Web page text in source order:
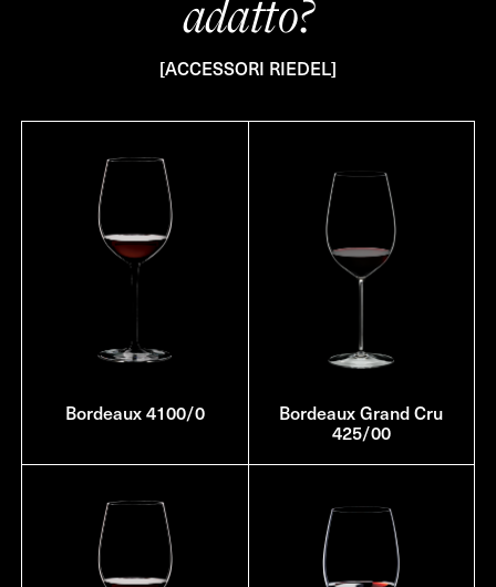
adatto?
[ACCESSORI RIEDEL]
Bordeaux 4100/0 Bordeaux Grand Cru
425/00